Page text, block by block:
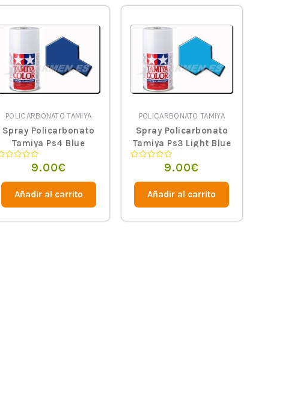
POLICARBONATO TAMIYA
Spray Policarbonato
Tamiya Ps4 Blue
de
9.00€
Añadir al carrito
POLICARBONATO TAMIYA
Spray Policarbonato
Tamiya Ps3 Light Blue
de
9.00€
Añadir al carrito